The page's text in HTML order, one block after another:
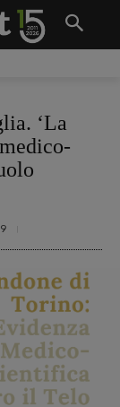
‘La